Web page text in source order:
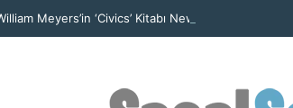
Meyers’in ‘Civics’ Kitabı New York’un